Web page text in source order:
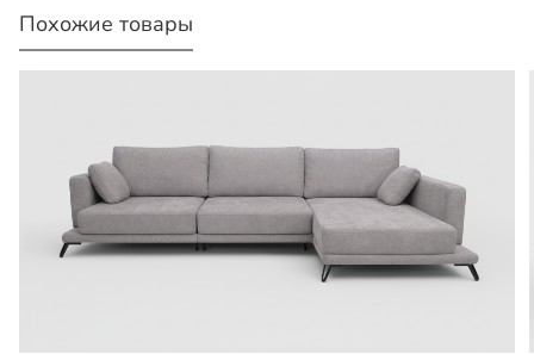
Похожие товары